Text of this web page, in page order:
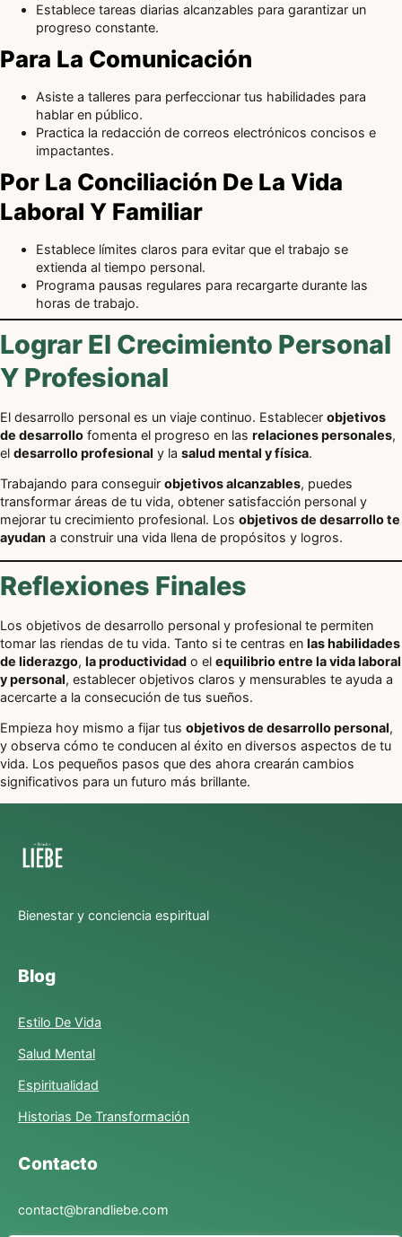
Establece tareas diarias alcanzables para garantizar un
progreso constante.
Para La Comunicación
Asiste a talleres para perfeccionar tus habilidades para
hablar en público.
Practica la redacción de correos electrónicos concisos e
impactantes.
Por La Conciliación De La Vida
Laboral Y Familiar
Establece límites claros para evitar que el trabajo se
extienda al tiempo personal.
Programa pausas regulares para recargarte durante las
horas de trabajo.
Lograr El Crecimiento Personal
Y Profesional
El desarrollo personal es un viaje continuo. Establecer objetivos
de desarrollo fomenta el progreso en las relaciones personales,
el desarrollo profesional y la salud mental y física.
Trabajando para conseguir objetivos alcanzables, puedes
transformar áreas de tu vida, obtener satisfacción personal y
mejorar tu crecimiento profesional. Los objetivos de desarrollo te
ayudan a construir una vida llena de propósitos y logros.
Reflexiones Finales
Los objetivos de desarrollo personal y profesional te permiten
tomar las riendas de tu vida. Tanto si te centras en las habilidades
de liderazgo, la productividad o el equilibrio entre la vida laboral
y personal, establecer objetivos claros y mensurables te ayuda a
acercarte a la consecución de tus sueños.
Empieza hoy mismo a fijar tus objetivos de desarrollo personal,
y observa cómo te conducen al éxito en diversos aspectos de tu
vida. Los pequeños pasos que des ahora crearán cambios
significativos para un futuro más brillante.
Bienestar y conciencia espiritual
Blog
Estilo De Vida
Salud Mental
Espiritualidad
Historias De Transformación
Contacto
contact@brandliebe.com